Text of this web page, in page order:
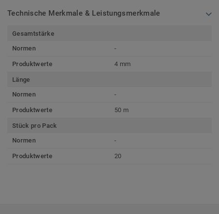
Technische Merkmale & Leistungsmerkmale
Gesamtstärke
Normen
-
Produktwerte 4 mm
Länge
Normen
-
Produktwerte 50 m
Stück pro Pack
Normen
-
Produktwerte 20